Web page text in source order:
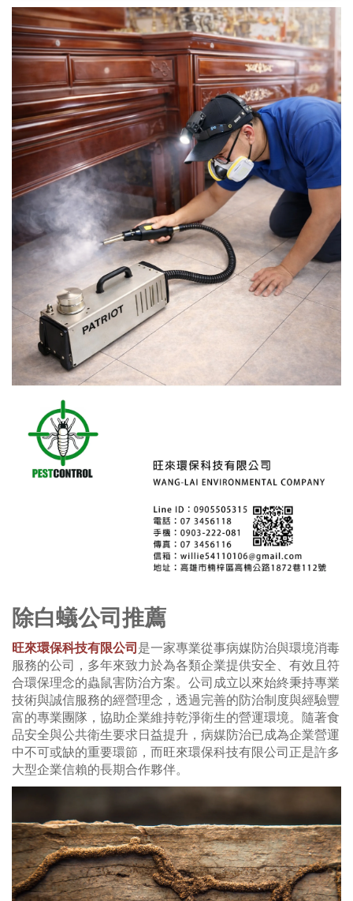
除白蟻公司推薦
旺來環保科技有限公司 是一家專業從事病媒防治與環境消毒
服務的公司，多年來致力於為各類企業提供安全、有效且符
合環保理念的蟲鼠害防治方案。公司成立以來始終秉持專業
技術與誠信服務的經營理念，透過完善的防治制度與經驗豐
富的專業團隊，協助企業維持乾淨衛生的營運環境。隨著食
品安全與公共衛生要求日益提升，病媒防治已成為企業營運
中不可或缺的重要環節，而旺來環保科技有限公司正是許多
大型企業信賴的長期合作夥伴。